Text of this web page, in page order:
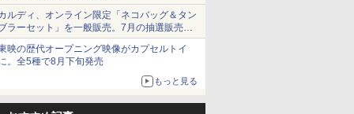
ルディ、オンライン限定「ネコバッグ＆タン
ラーセット」を一般販売。7月の抽選販売の
選無効分
映の歴代オープニング映像がカプセルトイ
。全5種で8月下旬発売
もっと見る